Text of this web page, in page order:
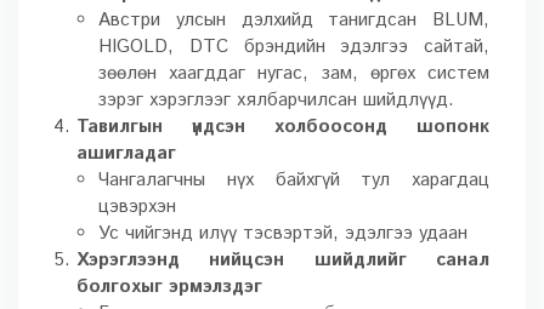
Австри улсын дэлхийд танигдсан BLUM,
HIGOLD, DTC брэндийн эдэлгээ сайтай,
зөөлөн хаагддаг нугас, зам, өргөх систем
зэрэг хэрэглээг хялбарчилсан шийдлүүд.
Тавилгын үндсэн холбоосонд шопонк
ашигладаг
Чангалагчны нүх байхгүй тул харагдац
цэвэрхэн
Ус чийгэнд илүү тэсвэртэй, эдэлгээ удаан
Хэрэглээнд нийцсэн шийдлийг санал
болгохыг эрмэлздэг